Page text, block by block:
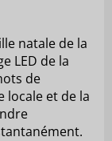
natale de la
LED de la
de
locale et de la